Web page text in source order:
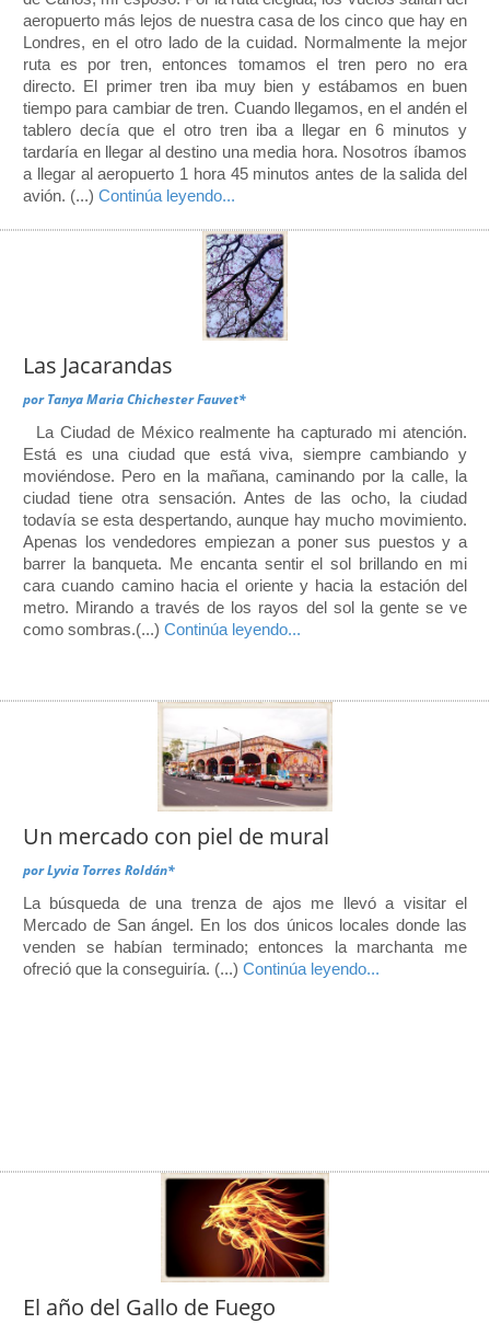
aeropuerto más lejos de nuestra casa de los cinco que hay en
Londres, en el otro lado de la cuidad. Normalmente la mejor
ruta es por tren, entonces tomamos el tren pero no era
directo. El primer tren iba muy bien y estábamos en buen
tiempo para cambiar de tren. Cuando llegamos, en el andén el
tablero decía que el otro tren iba a llegar en 6 minutos y
tardaría en llegar al destino una media hora. Nosotros íbamos
a llegar al aeropuerto 1 hora 45 minutos antes de la salida del
avión. (...) Continúa leyendo...
Las Jacarandas
porTanya Maria Chichester Fauvet*
La Ciudad de México realmente ha capturado mi atención.
Está es una ciudad que está viva, siempre cambiando y
moviéndose. Pero en la mañana, caminando por la calle, la
ciudad tiene otra sensación. Antes de las ocho, la ciudad
todavía se esta despertando, aunque hay mucho movimiento.
Apenas los vendedores empiezan a poner sus puestos y a
barrer la banqueta. Me encanta sentir el sol brillando en mi
cara cuando camino hacia el oriente y hacia la estación del
metro. Mirando a través de los rayos del sol la gente se ve
como sombras.(...) Continúa leyendo...
Un mercado con piel de mural
porLyvia Torres Roldán*
La búsqueda de una trenza de ajos me llevó a visitar el
Mercado de San ángel. En los dos únicos locales donde las
venden se habían terminado; entonces la marchanta me
ofreció que la conseguiría. (...) Continúa leyendo...
El año del Gallo de Fuego